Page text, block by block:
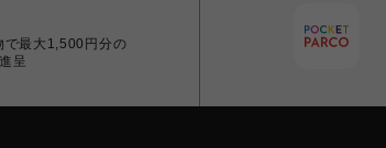
で最大1,500円分の
呈